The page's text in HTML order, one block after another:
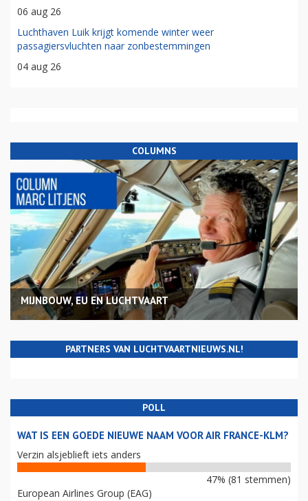
06 aug 26
Luchthaven Luik krijgt komende winter weer
passagiersvluchten naar zonbestemmingen
04 aug 26
COLUMNS
MIJNBOUW, EU EN LUCHTVAART
PARTNERS VAN LUCHTVAARTNIEUWS.NL!
POLL
WAT IS EEN GOEDE NIEUWE NAAM VOOR AIR FRANCE-KLM?
Verzin alsjeblieft iets anders
47% (81 stemmen)
European Airlines Group (EAG)